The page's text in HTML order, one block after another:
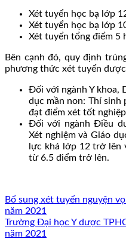
Xét tuyển học bạ lớp
Xét tuyển học bạ lớp
Xét tuyển tổng điểm 5
Bên cạnh đó, quy định
phương thức xét tuyển
Đối với ngành Y khoa,
dục mần non: Thí sinh
đạt điểm xét tốt
Đối với ngành Điều
Xét nghiệm và Giáo
lực khá lớp 12 trở lên
từ 6.5 điểm trở lên.
Bổ sung xét tuyển nguyện
năm 2021
Trường Đại học Y dược
năm 2021